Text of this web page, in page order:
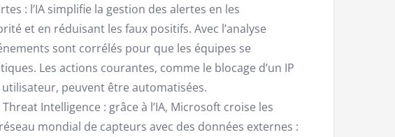
: l’IA simplifie la gestion des alertes en les
et en réduisant les faux positifs. Avec l’analyse
sont corrélés pour que les équipes se
Les actions courantes, comme le blocage d’un IP
peuvent être automatisées.
Intelligence : grâce à l’IA, Microsoft croise les
mondial de capteurs avec des données externes :